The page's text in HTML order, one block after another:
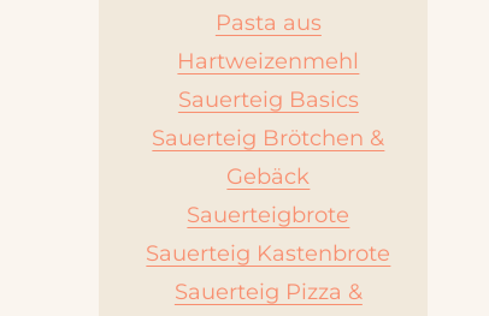
Pasta aus
Hartweizenmehl
Sauerteig Basics
Sauerteig Brötchen &
Gebäck
Sauerteigbrote
Sauerteig Kastenbrote
Sauerteig Pizza &